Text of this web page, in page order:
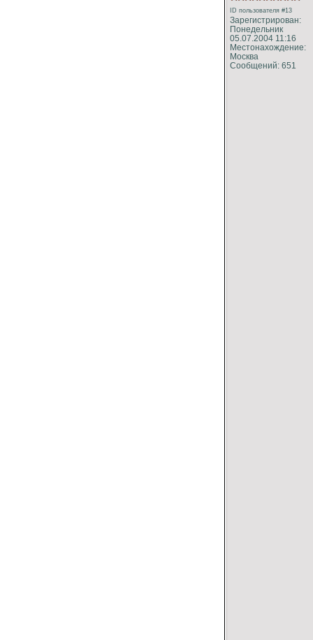
ID пользователя #13
Зарегистрирован:
Понедельник
05.07.2004 11:16
Местонахождение:
Москва
Сообщений: 651